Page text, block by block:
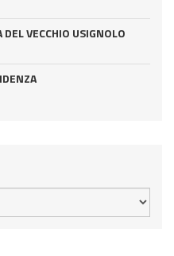
DEL VECCHIO USIGNOLO